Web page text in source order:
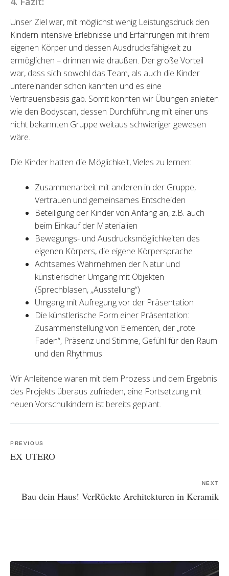
Unser Ziel war, mit möglichst wenig Leistungsdruck den
Kindern intensive Erlebnisse und Erfahrungen mit ihrem
eigenen Körper und dessen Ausdrucksfähigkeit zu
ermöglichen – drinnen wie draußen. Der große Vorteil
war, dass sich sowohl das Team, als auch die Kinder
untereinander schon kannten und es eine
Vertrauensbasis gab. Somit konnten wir Übungen anleiten
wie den Bodyscan, dessen Durchführung mit einer uns
nicht bekannten Gruppe weitaus schwieriger gewesen
wäre.
Die Kinder hatten die Möglichkeit, Vieles zu lernen:
Zusammenarbeit mit anderen in der Gruppe,
Vertrauen und gemeinsames Entscheiden
Beteiligung der Kinder von Anfang an, z.B. auch
beim Einkauf der Materialien
Bewegungs- und Ausdrucksmöglichkeiten des
eigenen Körpers, die eigene Körpersprache
Achtsames Wahrnehmen der Natur und
künstlerischer Umgang mit Objekten
(Sprechblasen, „Ausstellung“)
Umgang mit Aufregung vor der Präsentation
Die künstlerische Form einer Präsentation:
Zusammenstellung von Elementen, der „rote
Faden“, Präsenz und Stimme, Gefühl für den Raum
und den Rhythmus
Wir Anleitende waren mit dem Prozess und dem Ergebnis
des Projekts überaus zufrieden, eine Fortsetzung mit
neuen Vorschulkindern ist bereits geplant.
navigation
PREVIOUS
EX UTERO
NEXT
Bau dein Haus! VerRückte Architekturen in Keramik